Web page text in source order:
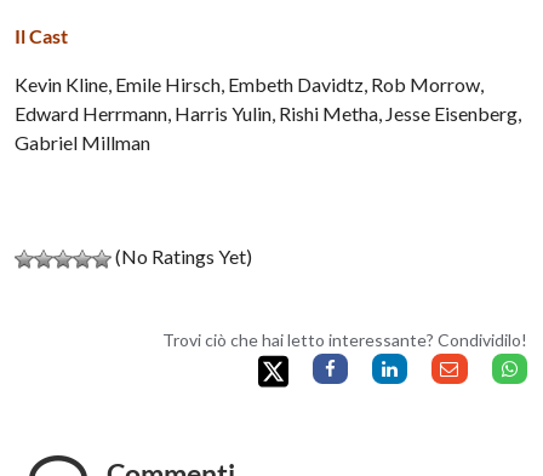
Il Cast
Kevin Kline, Emile Hirsch, Embeth Davidtz, Rob Morrow,
Edward Herrmann, Harris Yulin, Rishi Metha, Jesse Eisenberg,
Gabriel Millman
(No Ratings Yet)
Trovi ciò che hai letto interessante? Condividilo!